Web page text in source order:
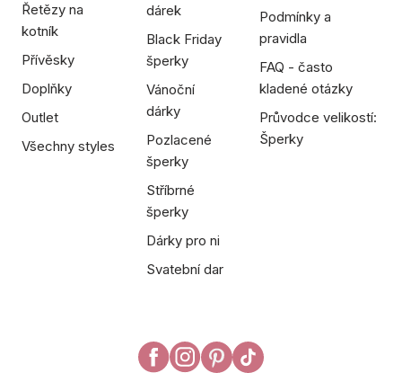
Řetězy na
kotník
Přívěsky
Doplňky
Outlet
Všechny styles
dárek
Black Friday
šperky
Vánoční
dárky
Pozlacené
šperky
Stříbrné
šperky
Dárky pro ni
Svatební dar
Podmínky a
pravidla
FAQ - často
kladené otázky
Průvodce velikostí:
Šperky